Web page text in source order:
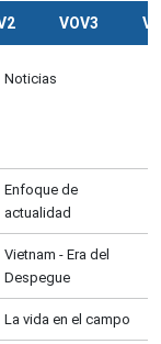
VOV3
Noticias
Enfoque de
actualidad
Vietnam - Era del
Despegue
La vida en el campo